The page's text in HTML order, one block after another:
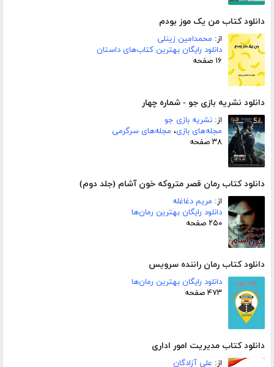
دانلود کتاب من یک موز بودم
از: محمدامین زینلی
دانلود رایگان بهترین کتاب‌های داستان
۱۶ صفحه
دانلود نشریه بازی جو - شماره چهار
از: نشریه بازی جو
مجله‌های بازی، مجله‌های سرگرمی
۳۸ صفحه
دانلود کتاب رمان قصر متروکه خون آشام (جلد دوم)
از: مریم دغاغله
دانلود رایگان بهترین رمان‌ها
۲۵۰ صفحه
دانلود کتاب رمان راننده سرویس
دانلود رایگان بهترین رمان‌ها
۴۷۳ صفحه
دانلود کتاب مدیریت امور اداری
از: علی آزادگان